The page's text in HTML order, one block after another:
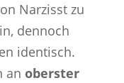
Narzisst zu
dennoch
identisch.
an oberster